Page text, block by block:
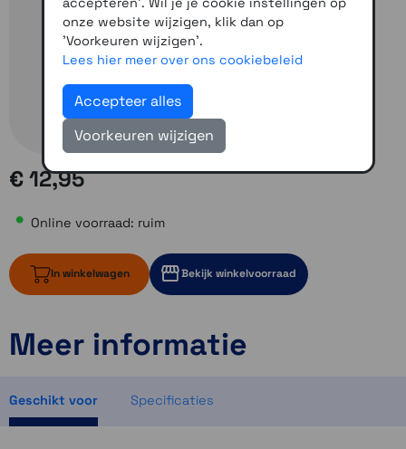
€ 12,95
Online voorraad: ruim
In winkelwagen Bekijk winkelvoorraad
ruim op voorraad
3 op voorraad
Meer informatie
Geschikt voor Specificaties
onze website wijzigen, klik dan op
'Voorkeuren wijzigen'.
Lees hier meer over ons cookiebeleid
Accepteer alles
Voorkeuren wijzigen